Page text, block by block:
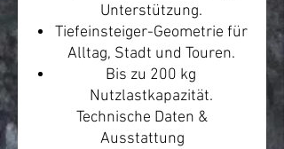
Unterstützung.
Tiefeinsteiger-Geometrie für
Alltag, Stadt und Touren.
Bis zu 200 kg
Nutzlastkapazität.
Technische Daten &
Ausstattung